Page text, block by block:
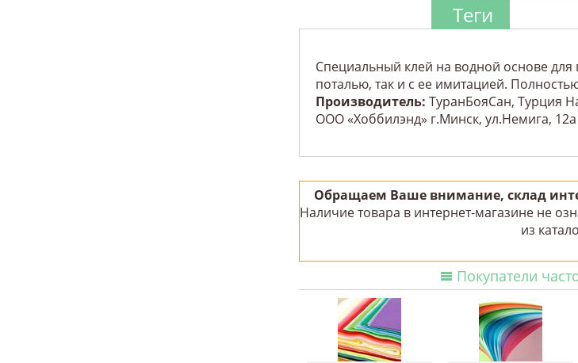
Теги
Специальный клей на водной основе для
поталью, так и с ее имитацией.
Производитель: ТуранБояСан, Турция
ООО «Хоббилэнд» г.Минск, ул.Немига,
Обращаем Ваше внимание, склад
Наличие товара в интернет-магазине не
из
Покупатели